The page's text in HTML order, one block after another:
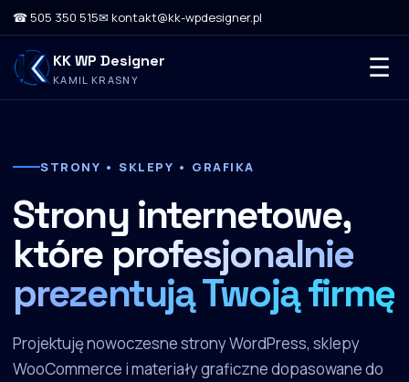
☎ 505 350 515✉ kontakt@kk-wpdesigner.pl
KK WP Designer
KAMIL KRASNY ☰
STRONY • SKLEPY • GRAFIKA
Strony internetowe,
które profesjonalnie
prezentują Twoją firmę
Projektuję nowoczesne strony WordPress, sklepy
WooCommerce i materiały graficzne dopasowane do